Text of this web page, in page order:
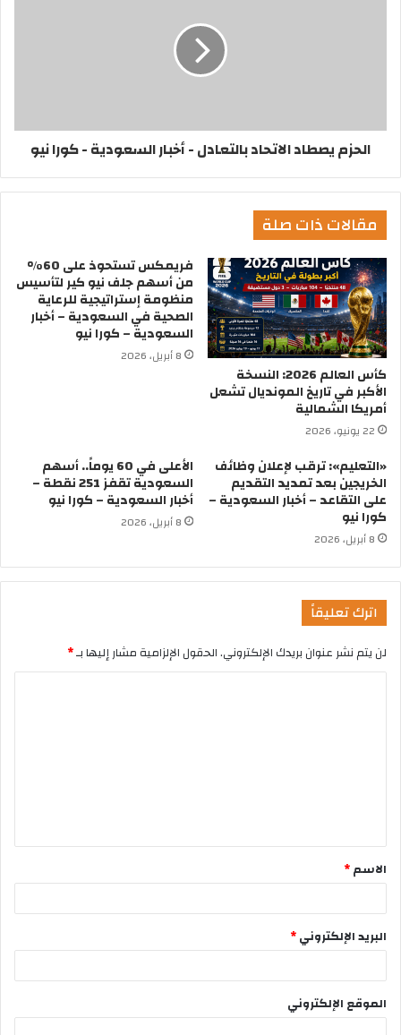
الحزم يصطاد الاتحاد بالتعادل - أخبار السعودية - كورا نيو
مقالات ذات صلة
كأس العالم 2026: النسخة
الأكبر في تاريخ المونديال تشعل
أمريكا الشمالية
22 يونيو، 2026
فريمكس تستحوذ على 60%
من أسهم جلف نيو كير لتأسيس
منظومة إستراتيجية للرعاية
الصحية في السعودية – أخبار
السعودية – كورا نيو
8 أبريل، 2026
«التعليم»: ترقب لإعلان وظائف
الخريجين بعد تمديد التقديم
على التقاعد – أخبار السعودية –
كورا نيو
8 أبريل، 2026
الأعلى في 60 يوماً.. أسهم
السعودية تقفز 251 نقطة –
أخبار السعودية – كورا نيو
8 أبريل، 2026
اترك تعليقاً
لن يتم نشر عنوان بريدك الإلكتروني.الحقول الإلزامية مشار إليها بـ*
الاسم*
البريد الإلكتروني*
الموقع الإلكتروني